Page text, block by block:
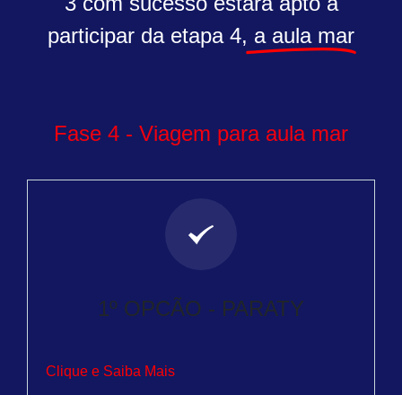
participar da etapa 4, a aula mar
Fase 4 - Viagem para aula mar
1º OPCÃO - PARATY
Clique e Saiba Mais